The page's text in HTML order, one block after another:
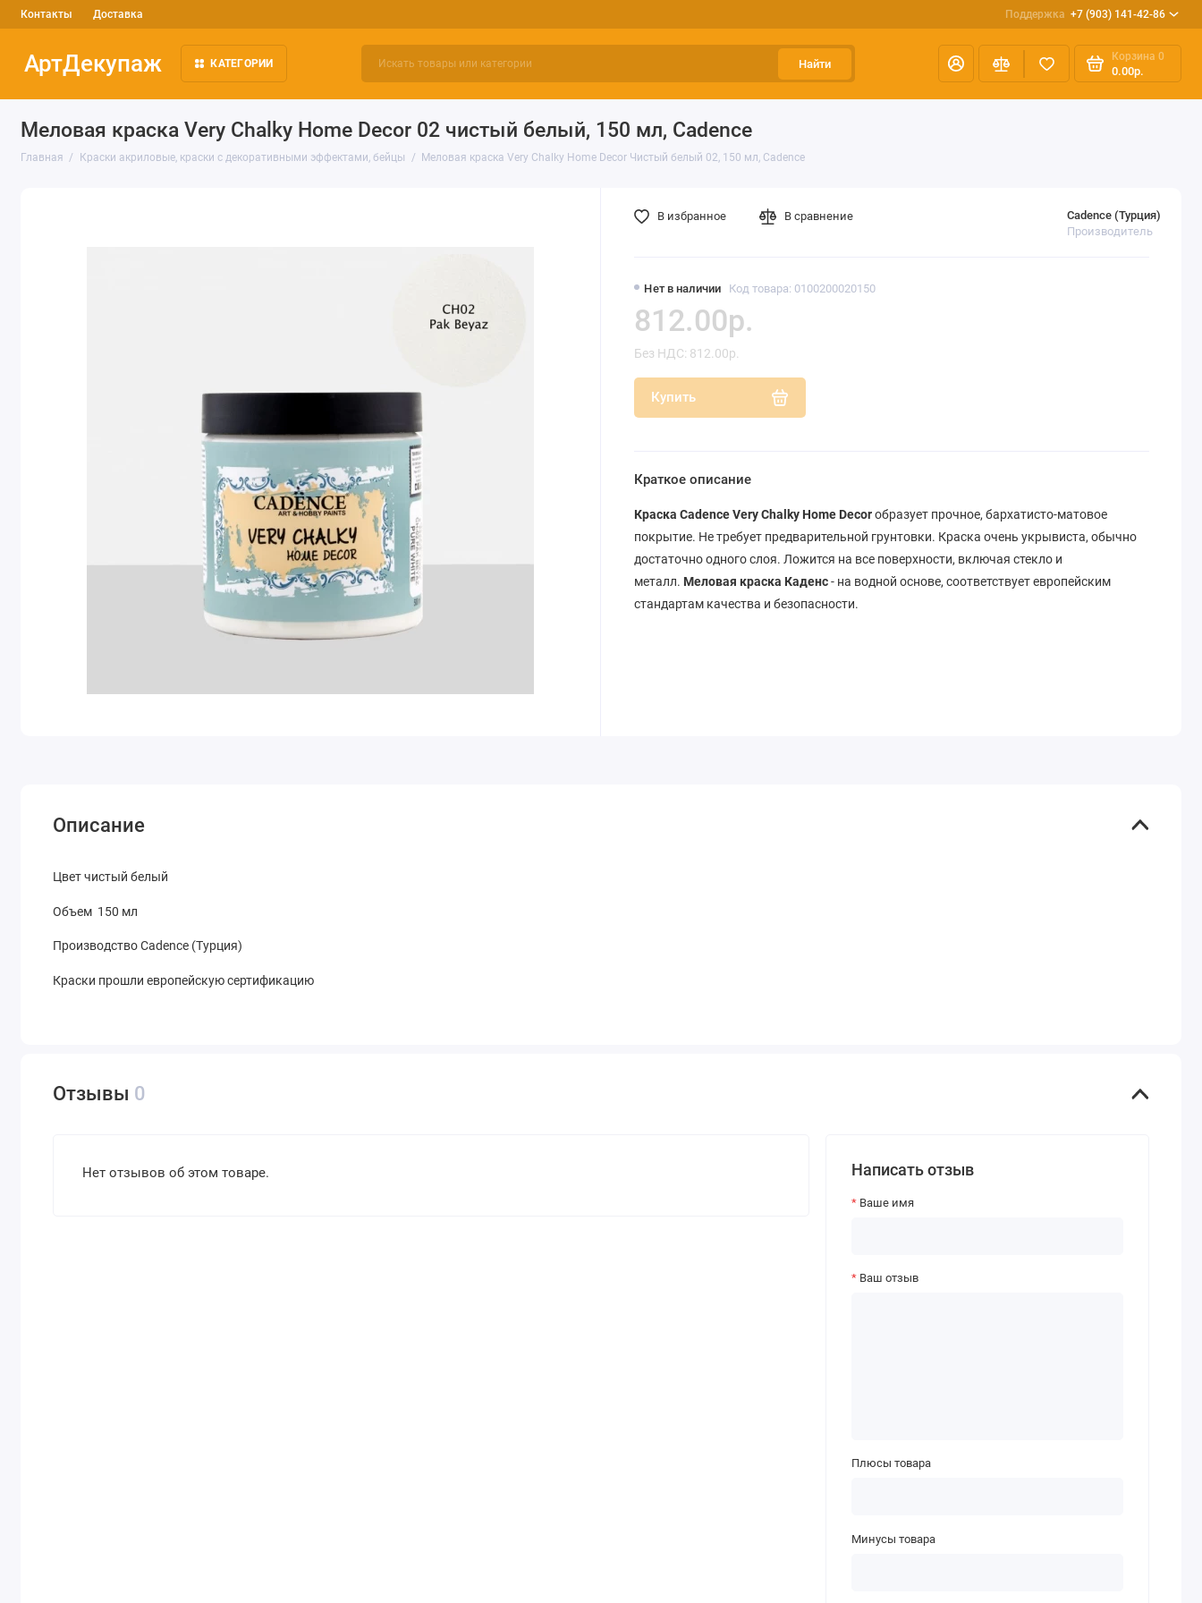
Контакты Доставка Поддержка +7 (903) 141-42-86
АртДекупаж КАТЕГОРИИ Найти
Корзина 0
0.00р.
Меловая краска Very Chalky Home Decor 02 чистый белый, 150 мл, Cadence
Главная Краски акриловые, краски с декоративными эффектами, бейцы Меловая краска Very Chalky Home Decor Чистый белый 02, 150 мл, Cadence
Нет в наличии Код товара: 0100200020150
Cadence (Турция)
Производитель
812.00р.
Без НДС: 812.00р.
Купить
В избранное В сравнение
Краткое описание
Краска Cadence Very Chalky Home Decorобразует прочное, бархатисто-матовое
покрытие. Не требует предварительной грунтовки. Краска очень укрывиста, обычно
достаточно одного слоя. Ложится на все поверхности, включая стекло и
металл. Меловая краска Каденс- на водной основе, соответствует европейским
стандартам качества и безопасности.
Описание
Цвет чистый белый
Объем 150 мл
Производство Cadence (Турция)
Краски прошли европейскую сертификацию
Отзывы 0
Нет отзывов об этом товаре. Написать отзыв
Ваше имя
Ваш отзыв
Плюсы товара
Минусы товара